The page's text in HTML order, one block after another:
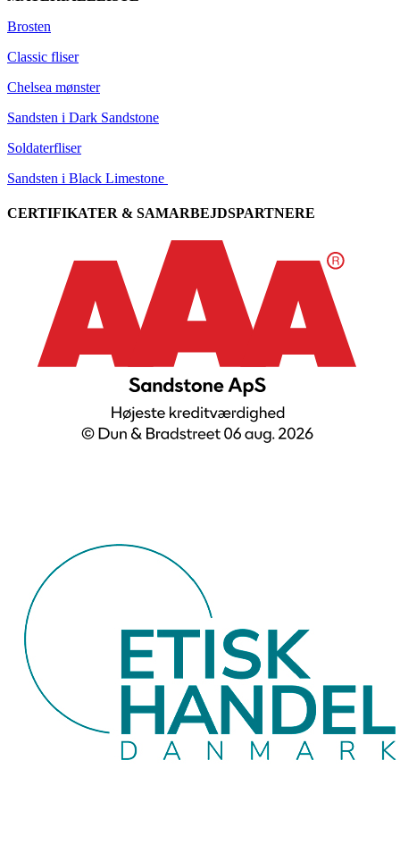
Brosten
Classic fliser
Chelsea mønster
Sandsten i Dark Sandstone
Soldaterfliser
Sandsten i Black Limestone
CERTIFIKATER & SAMARBEJDSPARTNERE